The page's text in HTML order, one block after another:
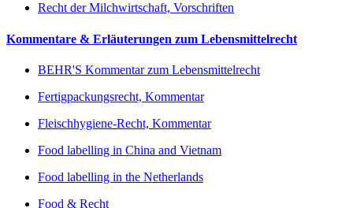
Recht der Milchwirtschaft, Vorschriften
Kommentare & Erläuterungen zum Lebensmittelrecht
BEHR'S Kommentar zum Lebensmittelrecht
Fertigpackungsrecht, Kommentar
Fleischhygiene-Recht, Kommentar
Food labelling in China and Vietnam
Food labelling in the Netherlands
Food & Recht